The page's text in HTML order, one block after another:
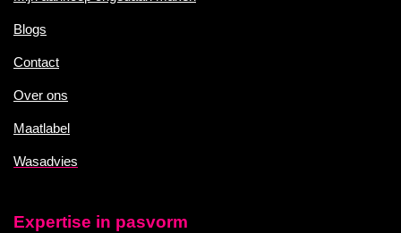
Blogs
Contact
Over ons
Maatlabel
Wasadvies
Expertise in pasvorm